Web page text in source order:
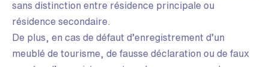
sans distinction entre résidence principale ou
résidence secondaire.
De plus, en cas de défaut d’enregistrement d’un
meublé de tourisme, de fausse déclaration ou de faux